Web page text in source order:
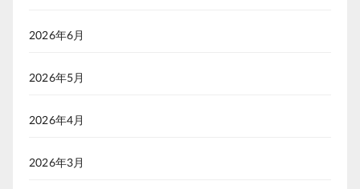
2026年6月
2026年5月
2026年4月
2026年3月